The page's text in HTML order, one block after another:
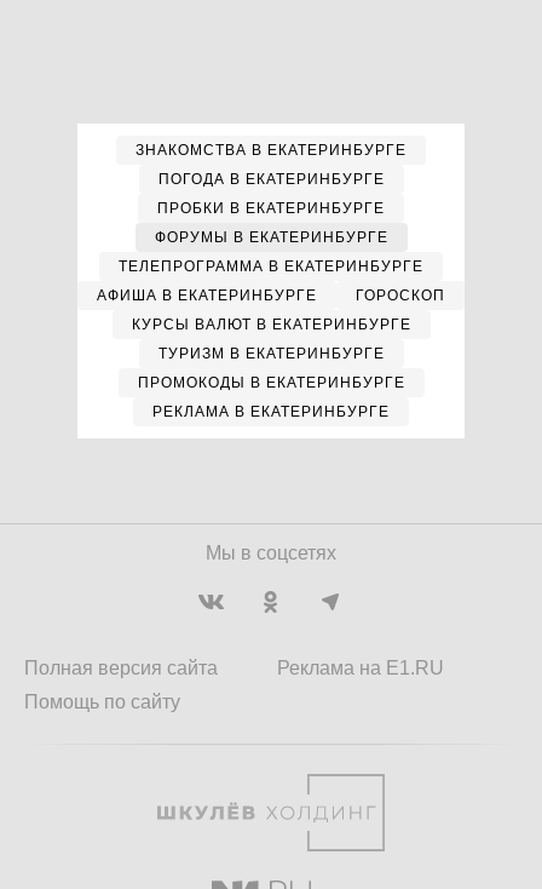
ЗНАКОМСТВА В ЕКАТЕРИНБУРГЕ
ПОГОДА В ЕКАТЕРИНБУРГЕ
ПРОБКИ В ЕКАТЕРИНБУРГЕ
ФОРУМЫ В ЕКАТЕРИНБУРГЕ
ТЕЛЕПРОГРАММА В ЕКАТЕРИНБУРГЕ
АФИША В ЕКАТЕРИНБУРГЕ
ГОРОСКОП
КУРСЫ ВАЛЮТ В ЕКАТЕРИНБУРГЕ
ТУРИЗМ В ЕКАТЕРИНБУРГЕ
ПРОМОКОДЫ В ЕКАТЕРИНБУРГЕ
РЕКЛАМА В ЕКАТЕРИНБУРГЕ
Мы в соцсетях
Полная версия сайта
Помощь по сайту
Реклама на E1.RU